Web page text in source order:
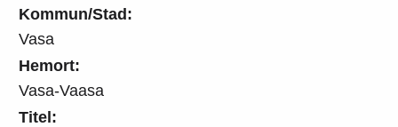
Kommun/Stad:
Vasa
Hemort:
Vasa-Vaasa
Titel: